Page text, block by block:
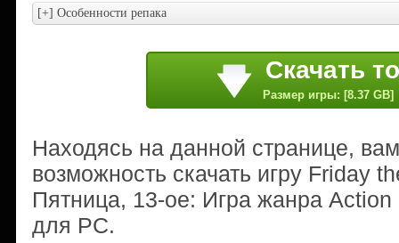
Скачать
Размер игры: [8.37 GB]
Находясь на данной странице,
возможность скачать игру Friday
Пятница, 13-ое: Игра жанра Action
для PC.